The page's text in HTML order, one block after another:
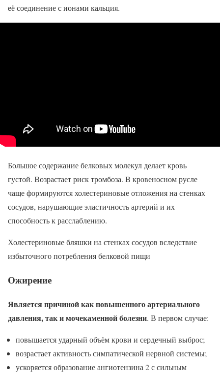
её соединение с ионами кальция.
Большое содержание белковых молекул делает кровь
густой. Возрастает риск тромбоза. В кровеносном русле
чаще формируются холестериновые отложения на стенках
сосудов, нарушающие эластичность артерий и их
способность к расслаблению.
Холестериновые бляшки на стенках сосудов вследствие
избыточного потребления белковой пищи
Ожирение
Является причиной как повышенного артериального
давления, так и мочекаменной болезни. В первом случае:
повышается ударный объём крови и сердечный выброс;
возрастает активность симпатической нервной системы;
ускоряется образование ангиотензина 2 с сильным